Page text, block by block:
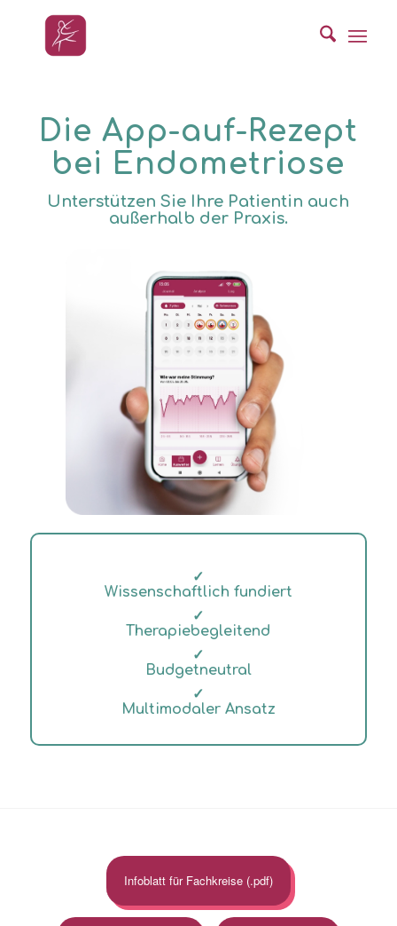
Die App-auf-Rezept
bei Endometriose
Unterstützen Sie Ihre Patientin auch
außerhalb der Praxis.
✓
Wissenschaftlich fundiert
✓
Therapiebegleitend
✓
Budgetneutral
✓
Multimodaler Ansatz
Infoblatt für Fachkreise (.pdf)